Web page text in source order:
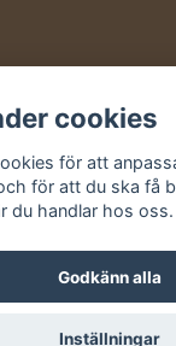
cookies
för att
för att du ska få
du handlar hos oss.
Godkänn alla
Inställningar